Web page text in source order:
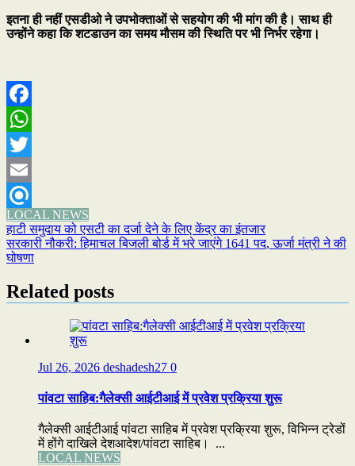
इतना ही नहीं एसडीओ ने उपभोक्ताओं से सहयोग की भी मांग की है। साथ ही
उन्होंने कहा कि शटडाउन का समय मौसम की स्थिति पर भी निर्भर रहेगा।
Facebook
WhatsApp
Twitter
Email
Refind
LOCAL NEWS
Post
navigation
हाटी समुदाय को एसटी का दर्जा देने के लिए केंद्र का इंतजार
सरकारी नौकरी: हिमाचल बिजली बोर्ड में भरे जाएंगे 1641 पद, ऊर्जा मंत्री ने की
घोषणा
Related posts
Jul 26, 2026 deshadesh27 0
पांवटा साहिब:गैलेक्सी आईटीआई में प्रवेश प्रक्रिया शुरू
गैलेक्सी आईटीआई पांवटा साहिब में प्रवेश प्रक्रिया शुरू, विभिन्न ट्रेडों
में होंगे दाखिले देशआदेश/पांवटा साहिब। ...
LOCAL NEWS